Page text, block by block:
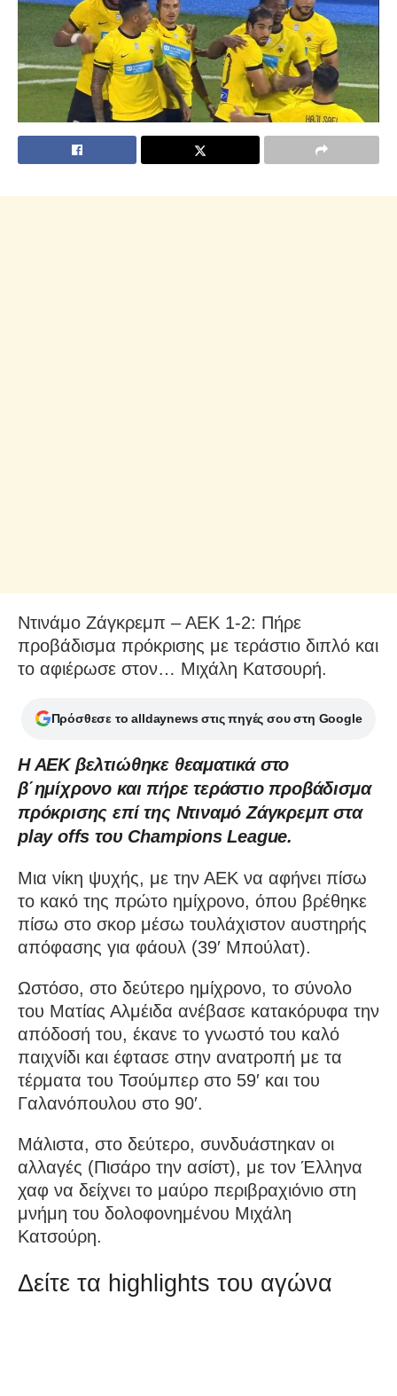
Ντινάμο Ζάγκρεμπ – ΑΕΚ 1-2: Πήρε
προβάδισμα πρόκρισης με τεράστιο διπλό και
το αφιέρωσε στον… Μιχάλη Κατσουρή.
Πρόσθεσε το alldaynews στις πηγές σου στη Google
Η ΑΕΚ βελτιώθηκε θεαματικά στο
β΄ημίχρονο και πήρε τεράστιο προβάδισμα
πρόκρισης επί της Ντιναμό Ζάγκρεμπ στα
play offs του Champions League.
Μια νίκη ψυχής, με την ΑΕΚ να αφήνει πίσω
το κακό της πρώτο ημίχρονο, όπου βρέθηκε
πίσω στο σκορ μέσω τουλάχιστον αυστηρής
απόφασης για φάουλ (39′ Μπούλατ).
Ωστόσο, στο δεύτερο ημίχρονο, το σύνολο
του Ματίας Αλμέιδα ανέβασε κατακόρυφα την
απόδοσή του, έκανε το γνωστό του καλό
παιχνίδι και έφτασε στην ανατροπή με τα
τέρματα του Τσούμπερ στο 59′ και του
Γαλανόπουλου στο 90′.
Μάλιστα, στο δεύτερο, συνδυάστηκαν οι
αλλαγές (Πισάρο την ασίστ), με τον Έλληνα
χαφ να δείχνει το μαύρο περιβραχιόνιο στη
μνήμη του δολοφονημένου Μιχάλη
Κατσούρη.
Δείτε τα highlights του αγώνα